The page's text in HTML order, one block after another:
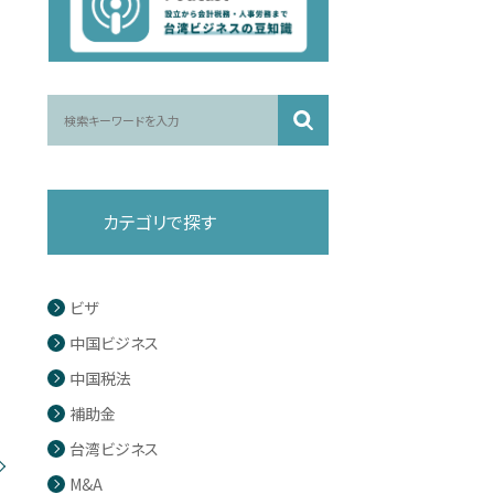
カテゴリで探す
ビザ
中国ビジネス
中国税法
補助金
台湾ビジネス
M&A